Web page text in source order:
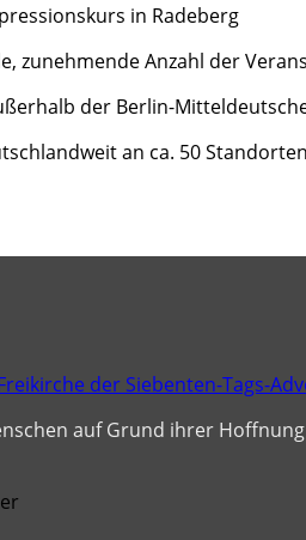
in Radeberg
zunehmende Anzahl der
der Berlin-
an ca. 50 Standorten
der Siebenten-Tags-
auf Grund ihrer